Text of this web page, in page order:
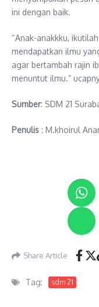
ini dengan baik.
“Anak-anakkku,
mendapatkan ilmu
agar bertambah rajin
menuntut ilmu.”
Sumber: SDM 21
Penulis : M.khoirul
Share Article
Tag: sdm 21